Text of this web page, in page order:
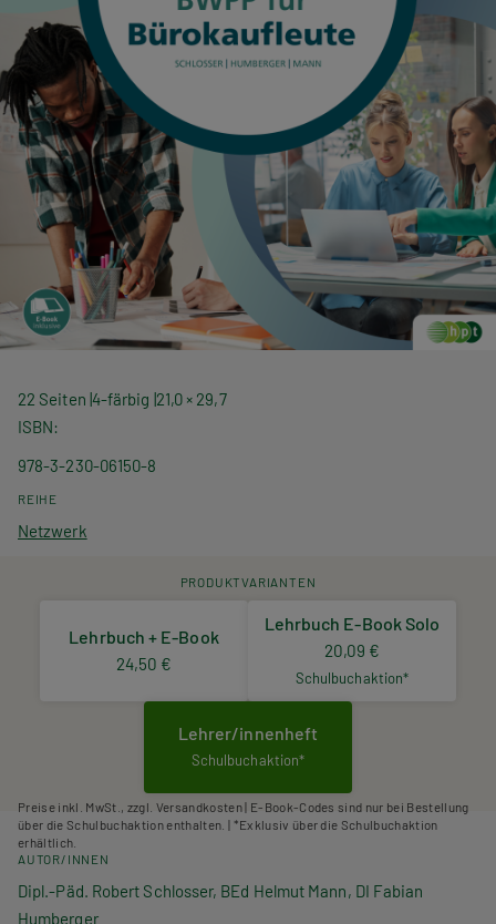
22 Seiten 4-färbig 21,0 × 29,7
ISBN
978-3-230-06150-8
REIHE
Netzwerk
PRODUKTVARIANTEN
Lehrbuch + E-Book
24,50 €
Lehrbuch E-Book Solo
20,09 €
Schulbuchaktion*
Lehrer/innenheft
Schulbuchaktion*
Preise inkl. MwSt., zzgl. Versandkosten | E-Book-Codes sind nur bei Bestellung
über die Schulbuchaktion enthalten. | *Exklusiv über die Schulbuchaktion
erhältlich.
AUTOR/INNEN
Dipl.-Päd. Robert Schlosser, BEd Helmut Mann, DI Fabian
Humberger